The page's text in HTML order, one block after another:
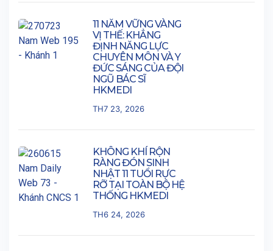
11 NĂM VỮNG VÀNG
VỊ THẾ: KHẲNG
ĐỊNH NĂNG LỰC
CHUYÊN MÔN VÀ Y
ĐỨC SÁNG CỦA ĐỘI
NGŨ BÁC SĨ
HKMEDI
TH7 23, 2026
KHÔNG KHÍ RỘN
RÀNG ĐÓN SINH
NHẬT 11 TUỔI RỰC
RỠ TẠI TOÀN BỘ HỆ
THỐNG HKMEDI
TH6 24, 2026